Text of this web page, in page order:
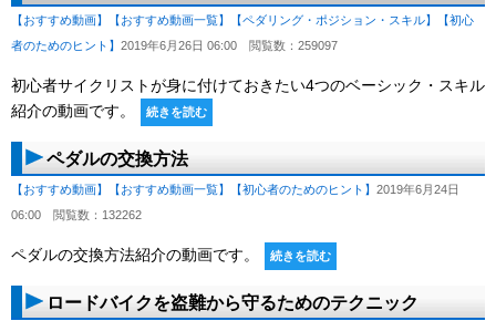
【おすすめ動画】 【おすすめ動画一覧】 【ペダリング・ポジション・スキル】
【初心
者のためのヒント】 2019年6月26日 06:00 閲覧数：259097
初心者サイクリストが身に付けておきたい4つのベーシック・スキル
紹介の動画です。
続きを読む
ペダルの交換方法
【おすすめ動画】 【おすすめ動画一覧】 【初心者のためのヒント】 2019年6月24日
06:00 閲覧数：132262
ペダルの交換方法紹介の動画です。 続きを読む
ロードバイクを盗難から守るためのテクニック